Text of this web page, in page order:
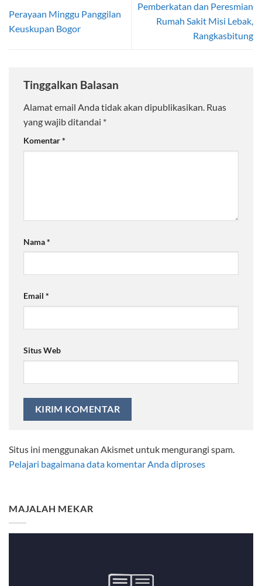
MAJALAH MEKAR
Perayaan Minggu Panggilan
Keuskupan Bogor
Pemberkatan dan Peresmian
Rumah Sakit Misi Lebak,
Rangkasbitung
Tinggalkan Balasan
Alamat email Anda tidak akan dipublikasikan. Ruas
yang wajib ditandai *
Komentar*
Nama*
Email *
Situs Web
Situs ini menggunakan Akismet untuk mengurangi spam.
Pelajari bagaimana data komentar Anda diproses